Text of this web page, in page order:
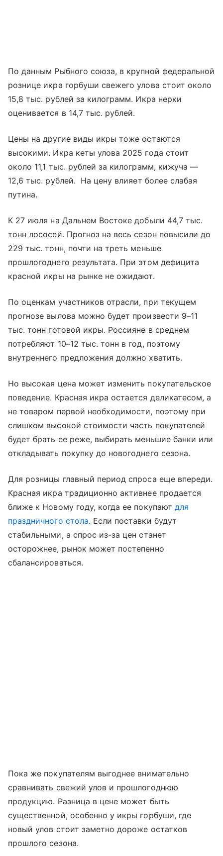
По данным Рыбного союза, в крупной федеральной
рознице икра горбуши свежего улова стоит около
15,8 тыс. рублей за килограмм. Икра нерки
оценивается в 14,7 тыс. рублей.
Цены на другие виды икры тоже остаются
высокими. Икра кеты улова 2025 года стоит
около 11,1 тыс. рублей за килограмм, кижуча —
12,6 тыс. рублей. На цену влияет более слабая
путина.
К 27 июля на Дальнем Востоке добыли 44,7 тыс.
тонн лососей. Прогноз на весь сезон повысили до
229 тыс. тонн, почти на треть меньше
прошлогоднего результата. При этом дефицита
красной икры на рынке не ожидают.
По оценкам участников отрасли, при текущем
прогнозе вылова можно будет произвести 9–11
тыс. тонн готовой икры. Россияне в среднем
потребляют 10–12 тыс. тонн в год, поэтому
внутреннего предложения должно хватить.
Но высокая цена может изменить покупательское
поведение. Красная икра остается деликатесом, а
не товаром первой необходимости, поэтому при
слишком высокой стоимости часть покупателей
будет брать ее реже, выбирать меньшие банки или
откладывать покупку до новогоднего сезона.
Для розницы главный период спроса еще впереди.
Красная икра традиционно активнее продается
ближе к Новому году, когда ее покупают для
праздничного стола. Если поставки будут
стабильными, а спрос из-за цен станет
осторожнее, рынок может постепенно
сбалансироваться.
Пока же покупателям выгоднее внимательно
сравнивать свежий улов и прошлогоднюю
продукцию. Разница в цене может быть
существенной, особенно у икры горбуши, где
новый улов стоит заметно дороже остатков
прошлого сезона.